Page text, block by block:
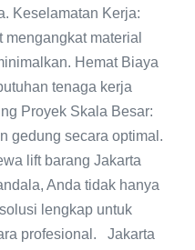
Keselamatan Kerja:
material
Hemat Biaya
tenaga kerja
Proyek Skala Besar:
gedung secara optimal.
lift barang Jakarta
Anda tidak hanya
lengkap untuk
profesional. Jakarta